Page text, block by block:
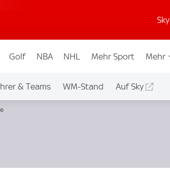
Golf NBA NHL Mehr Sport Mehr
& Teams WM-Stand Auf Sky